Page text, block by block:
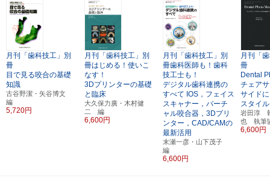
月刊「歯科技工」別
冊
目で見る咬合の基礎
知識
古谷野潔・矢谷博文
編
5,720円
月刊「歯科技工」別
冊はじめる！使いこ
なす！
3Dプリンターの基礎
と臨床
大久保力廣・木村健
二 編
6,600円
月刊「歯科技工」別
冊歯科医師も！歯科
技工士も！
デジタル歯科連携の
すべて IOS，フェイス
スキャナー，バーチ
ャル咬合器，3Dプリ
ンター，CAD/CAMの
最新活用
末瀬一彦・山下茂子
編
6,600円
月刊「
冊
Dental
チェア
サイド
スタイル
岩田淳
也 執筆
6,600円